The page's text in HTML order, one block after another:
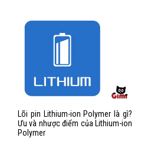
Lõi pin Lithium-ion Polymer là gì?
Ưu và nhược điểm của Lithium-ion
Polymer